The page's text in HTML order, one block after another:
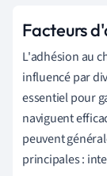
Facteurs
L'adhésion au
influencé par
essentiel pour
naviguent
peuvent
principales :